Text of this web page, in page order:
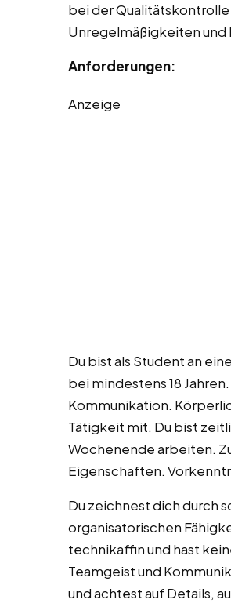
bei der
Unregelmäßigkeiten und
Anforderungen:
Anzeige
Du bist als Student an
bei mindestens 18
Kommunikation.
Tätigkeit mit. Du bist
Wochenende arbeiten.
Eigenschaften.
Du zeichnest dich durch
organisatorischen
technikaffin und hast
Teamgeist und
und achtest auf Details,